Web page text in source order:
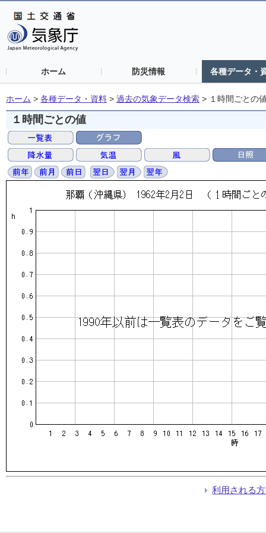
ホーム 防災情報 各種データ・
ホーム > 各種データ・資料 > 過去の気象データ検索 > １時間ごとの
１時間ごとの値
利用される